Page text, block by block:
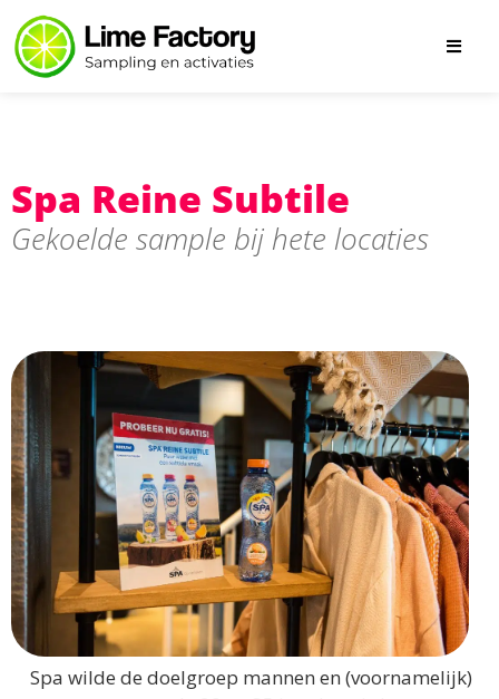
Spa Reine Subtile
Gekoelde sample bij hete locaties
Spa wilde de doelgroep mannen en (voornamelijk)